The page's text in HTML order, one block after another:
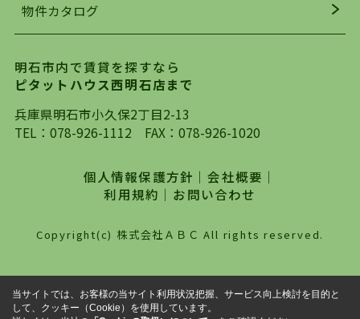
を行っており地域最大級の情報取扱量を誇ってお
ります。店頭で限られた物件をご紹介する、従来
自身でインターネットを利用し、理想のお部屋を
探していただき、選択していただいた物件情報に
対して、専門知識を持ったスタッフがサポートさ
せていただくスタイルを心がけております。私た
は、一度だけでは終わらない、お客様との末長い
お付き合いです。初めての一人暮らしから、就
職・ご結婚・売買物件の購入、などなど一生涯に
わたる、良きアドバイザーとして、地域に密着し
た営業スタイルで様々なお役立ちができればと強
わせください。
物件カタログ
明石市内で賃貸を探すなら
ピタットハウス西明石店まで
兵庫県明石市小久保2丁目2-13
TEL： 078-926-1112 FAX：078-926-1020
個人情報保護方針 ｜会社概要 ｜
利用規約 ｜ お問い合わせ
Copyright(c) 株式会社ＡＢＣ All rights reserved.
当サイトでは、お客様の当サイト利用状況把握、サービス向上検討を目的と
して、クッキー（Cookie）を使用しています。